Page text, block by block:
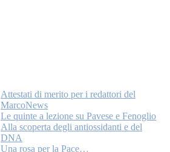
Attestati di merito per i redattori del
MarcoNews
Le quinte a lezione su Pavese e Fenoglio
Alla scoperta degli antiossidanti e del
DNA
Una rosa per la Pace…